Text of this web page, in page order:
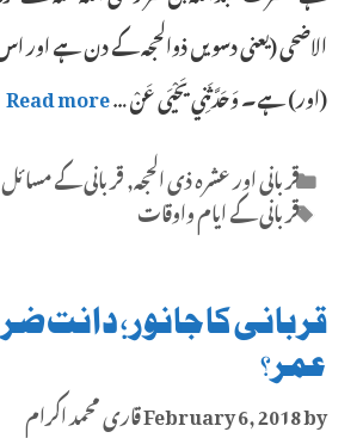
الاضحی (یعنی دسویں ذوالحجہ کے دن ہے اور
(اور) ہے۔ وَحَدَّثَنِي يَحْيَى عَنْ …Read more
Categories
قربانی اور عشرہ ذی الحجہ,قربانی کے مسائل
Tags
قربانی کے ایام واوقات
قربانی کا جانور؛ دانت
عمر؟
February 6, 2018by قاری محمد اکرام